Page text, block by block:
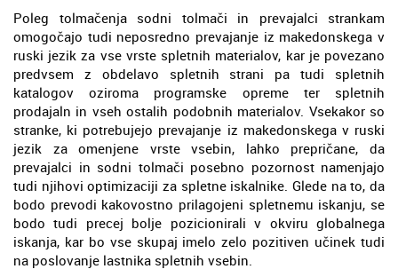
Poleg tolmačenja sodni tolmači in prevajalci strankam
omogočajo tudi neposredno prevajanje iz makedonskega v
ruski jezik za vse vrste spletnih materialov, kar je povezano
predvsem z obdelavo spletnih strani pa tudi spletnih
katalogov oziroma programske opreme ter spletnih
prodajaln in vseh ostalih podobnih materialov. Vsekakor so
stranke, ki potrebujejo prevajanje iz makedonskega v ruski
jezik za omenjene vrste vsebin, lahko prepričane, da
prevajalci in sodni tolmači posebno pozornost namenjajo
tudi njihovi optimizaciji za spletne iskalnike. Glede na to, da
bodo prevodi kakovostno prilagojeni spletnemu iskanju, se
bodo tudi precej bolje pozicionirali v okviru globalnega
iskanja, kar bo vse skupaj imelo zelo pozitiven učinek tudi
na poslovanje lastnika spletnih vsebin.